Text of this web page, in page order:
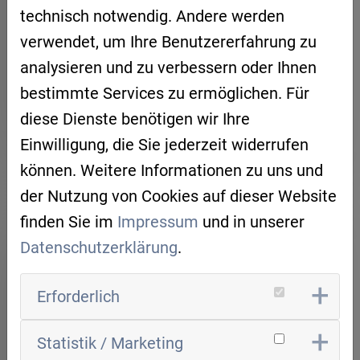
Ansprechpartner:
Uwe Pfeil, AIR – Artificial Intelligence
Regensburg
uwe.pfeil
techbase.de
ARBEITSGRUPPE
EMBEDDED KI IN DER
PRODUKTION
DieArbeitsgruppe “Embedded KI in der
Produktion”verknüpft Industrie 4.0-
technisch notwendig. Andere werden
verwendet, um Ihre Benutzererfahrung zu
analysieren und zu verbessern oder Ihnen
bestimmte Services zu ermöglichen. Für
diese Dienste benötigen wir Ihre
Einwilligung, die Sie jederzeit widerrufen
können. Weitere Informationen zu uns und
der Nutzung von Cookies auf dieser Website
finden Sie im Impressum und in unserer
Datenschutzerklärung.
Erforderlich
Statistik / Marketing